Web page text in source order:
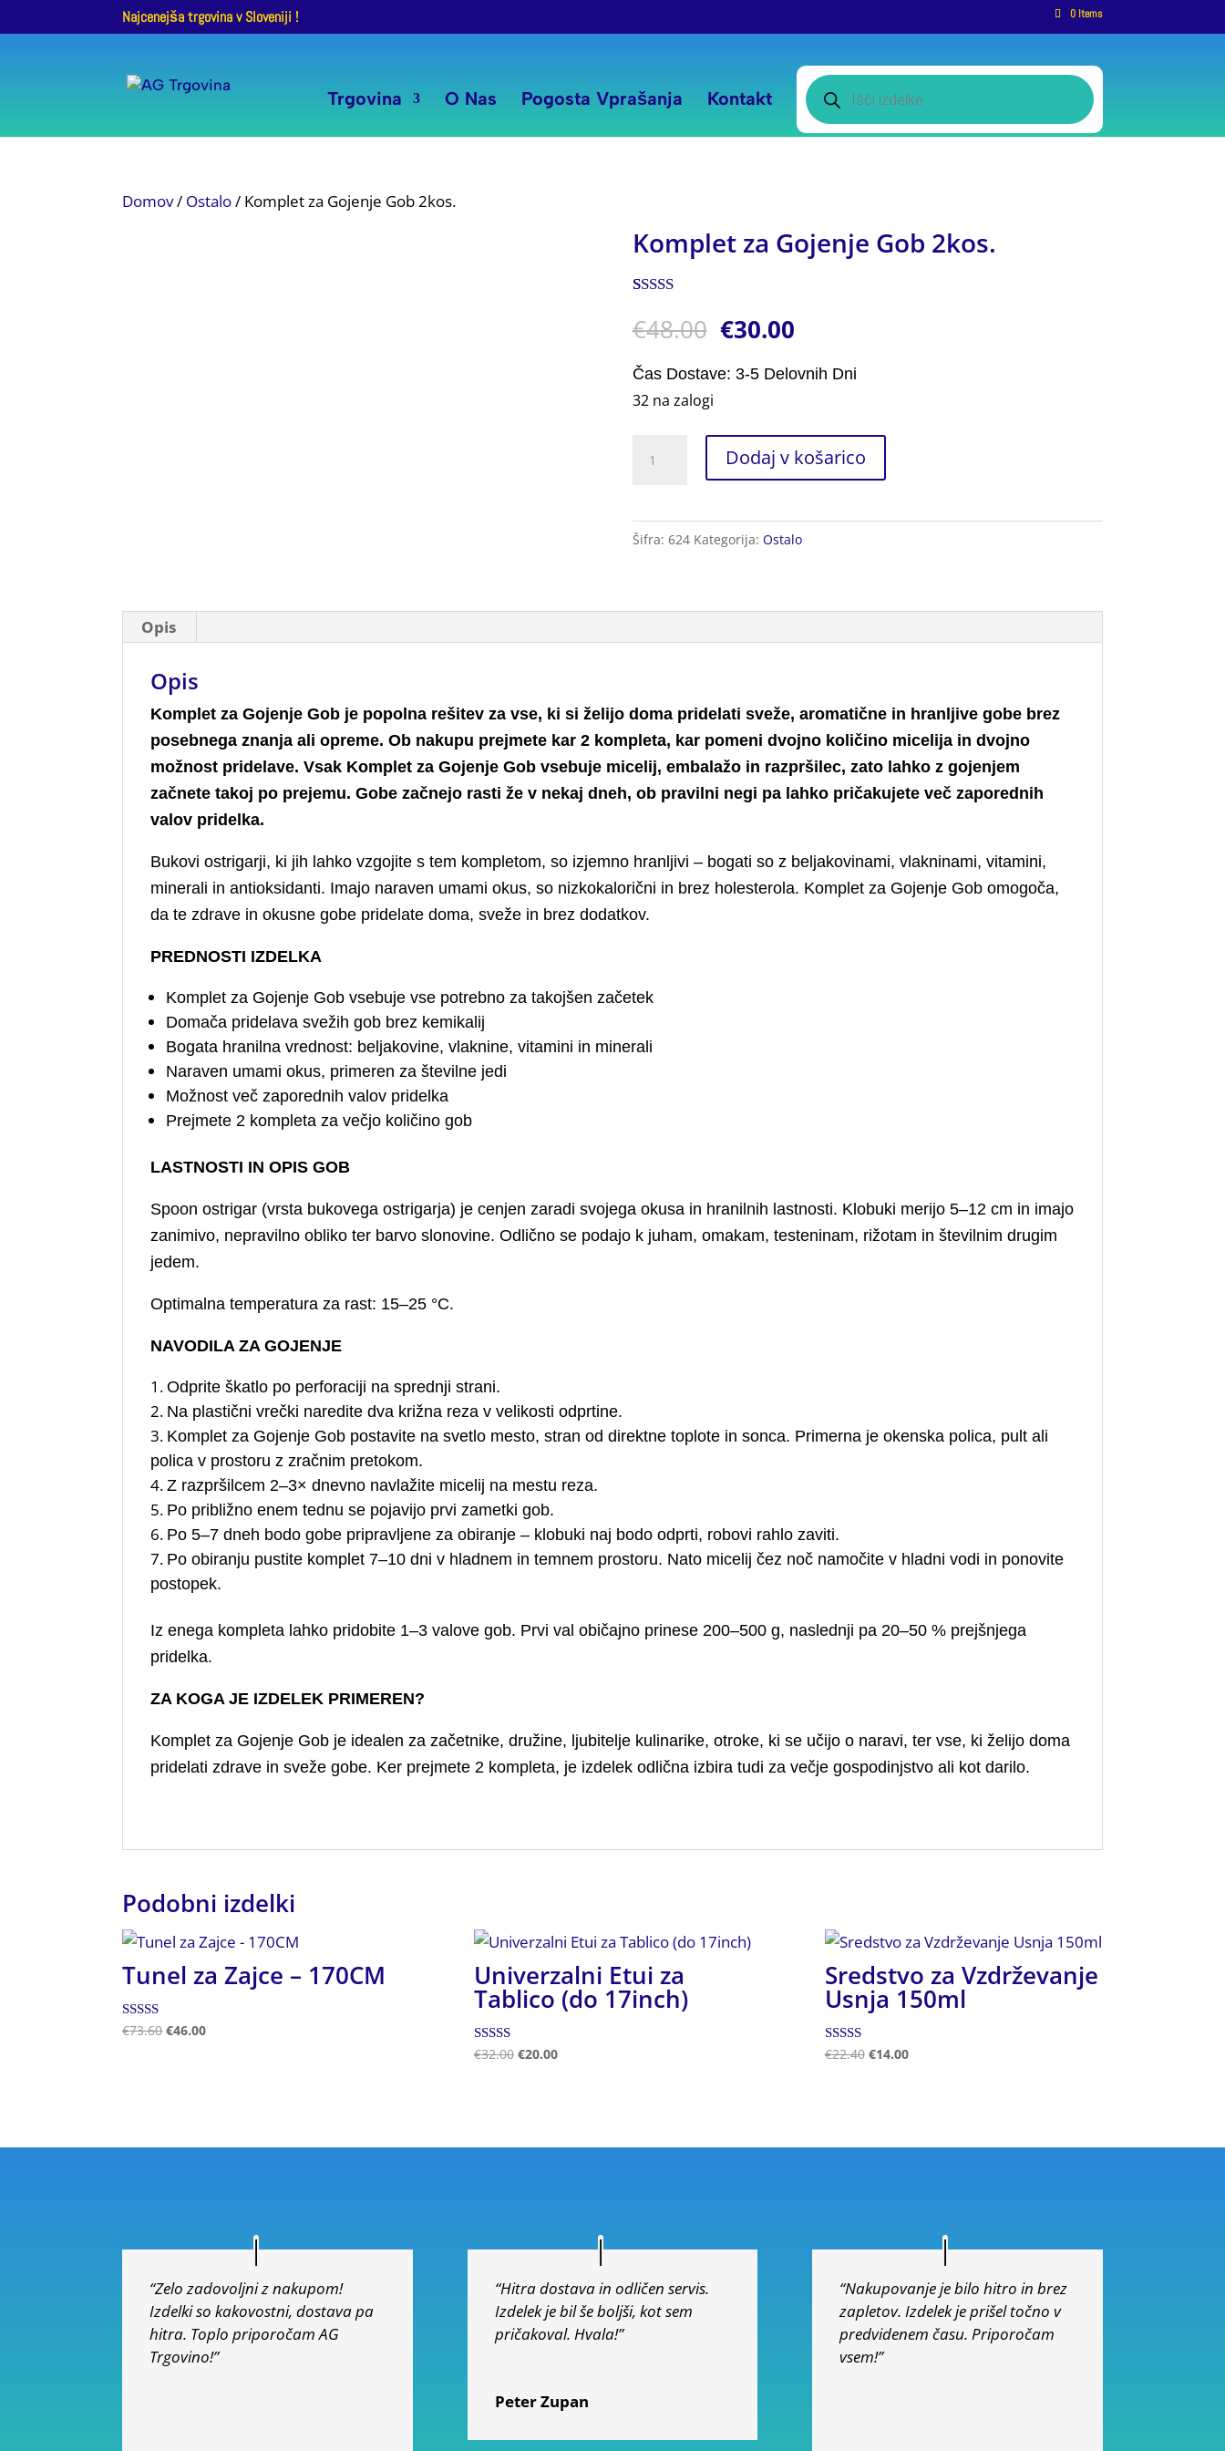
Najcenejša trgovina v Sloveniji ! 0 Items
Trgovina O Nas Pogosta Vprašanja Kontakt
Products
search
Domov/ Ostalo/ Komplet za Gojenje Gob 2kos.
Komplet za Gojenje Gob 2kos.
5.00 od 5 na
podlagi
stranke
€48.00 €30.00
Čas Dostave: 3-5 Delovnih Dni
32 na zalogi
Gob
2kos.
Dodaj v košarico
Šifra: 624 Kategorija: Ostalo
Opis
Opis
Komplet za Gojenje Gob je popolna rešitev za vse, ki si želijo doma pridelati sveže, aromatične in hranljive gobe brez
posebnega znanja ali opreme. Ob nakupu prejmete kar 2 kompleta, kar pomeni dvojno količino micelija in dvojno
možnost pridelave. Vsak Komplet za Gojenje Gob vsebuje micelij, embalažo in razpršilec, zato lahko z gojenjem
začnete takoj po prejemu. Gobe začnejo rasti že v nekaj dneh, ob pravilni negi pa lahko pričakujete več zaporednih
valov pridelka.
Bukovi ostrigarji, ki jih lahko vzgojite s tem kompletom, so izjemno hranljivi – bogati so z beljakovinami, vlakninami, vitamini,
minerali in antioksidanti. Imajo naraven umami okus, so nizkokalorični in brez holesterola. Komplet za Gojenje Gob omogoča,
da te zdrave in okusne gobe pridelate doma, sveže in brez dodatkov.
PREDNOSTI IZDELKA
Komplet za Gojenje Gob vsebuje vse potrebno za takojšen začetek
Domača pridelava svežih gob brez kemikalij
Bogata hranilna vrednost: beljakovine, vlaknine, vitamini in minerali
Naraven umami okus, primeren za številne jedi
Možnost več zaporednih valov pridelka
Prejmete 2 kompleta za večjo količino gob
LASTNOSTI IN OPIS GOB
Spoon ostrigar (vrsta bukovega ostrigarja) je cenjen zaradi svojega okusa in hranilnih lastnosti. Klobuki merijo 5–12 cm in imajo
zanimivo, nepravilno obliko ter barvo slonovine. Odlično se podajo k juham, omakam, testeninam, rižotam in številnim drugim
jedem.
Optimalna temperatura za rast: 15–25 °C.
NAVODILA ZA GOJENJE
Odprite škatlo po perforaciji na sprednji strani.
Na plastični vrečki naredite dva križna reza v velikosti odprtine.
Komplet za Gojenje Gob postavite na svetlo mesto, stran od direktne toplote in sonca. Primerna je okenska polica, pult ali
polica v prostoru z zračnim pretokom.
Z razpršilcem 2–3× dnevno navlažite micelij na mestu reza.
Po približno enem tednu se pojavijo prvi zametki gob.
Po 5–7 dneh bodo gobe pripravljene za obiranje – klobuki naj bodo odprti, robovi rahlo zaviti.
Po obiranju pustite komplet 7–10 dni v hladnem in temnem prostoru. Nato micelij čez noč namočite v hladni vodi in ponovite
postopek.
Iz enega kompleta lahko pridobite 1–3 valove gob. Prvi val običajno prinese 200–500 g, naslednji pa 20–50 % prejšnjega
pridelka.
ZA KOGA JE IZDELEK PRIMEREN?
Komplet za Gojenje Gob je idealen za začetnike, družine, ljubitelje kulinarike, otroke, ki se učijo o naravi, ter vse, ki želijo doma
pridelati zdrave in sveže gobe. Ker prejmete 2 kompleta, je izdelek odlična izbira tudi za večje gospodinjstvo ali kot darilo.
Podobni izdelki
Tunel za Zajce – 170CM
Ocenjeno
€73.60 €46.00
Univerzalni Etui za
Tablico (do 17inch)
Ocenjeno
€32.00 €20.00
Sredstvo za Vzdrževanje
Usnja 150ml
Ocenjeno
€22.40 €14.00
“Zelo zadovoljni z nakupom!
Izdelki so kakovostni, dostava pa
hitra. Toplo priporočam AG
Trgovino!”
“Hitra dostava in odličen servis.
Izdelek je bil še boljši, kot sem
pričakoval. Hvala!”
Peter Zupan
“Nakupovanje je bilo hitro in brez
zapletov. Izdelek je prišel točno v
predvidenem času. Priporočam
vsem!”